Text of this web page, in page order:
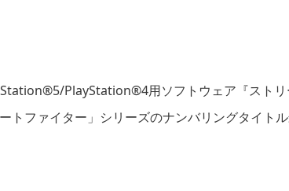
PlayStation®4用ソフトウェア『スト
ファイター」シリーズのナンバリングタイトル